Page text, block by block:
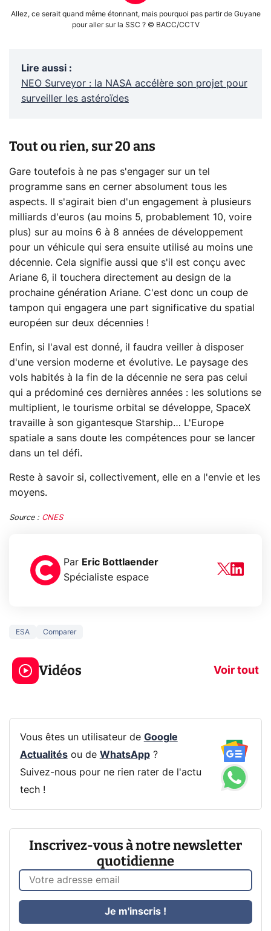
Allez, ce serait quand même étonnant, mais pourquoi pas partir de Guyane
pour aller sur la SSC ? © BACC/CCTV
Lire aussi :
NEO Surveyor : la NASA accélère son projet pour
surveiller les astéroïdes
Tout ou rien, sur 20 ans
Gare toutefois à ne pas s'engager sur un tel
programme sans en cerner absolument tous les
aspects. Il s'agirait bien d'un engagement à plusieurs
milliards d'euros (au moins 5, probablement 10, voire
plus) sur au moins 6 à 8 années de développement
pour un véhicule qui sera ensuite utilisé au moins une
décennie. Cela signifie aussi que s'il est conçu avec
Ariane 6, il touchera directement au design de la
prochaine génération Ariane. C'est donc un coup de
tampon qui engagera une part significative du spatial
européen sur deux décennies !
Enfin, si l'aval est donné, il faudra veiller à disposer
d'une version moderne et évolutive. Le paysage des
vols habités à la fin de la décennie ne sera pas celui
qui a prédominé ces dernières années : les solutions se
multiplient, le tourisme orbital se développe, SpaceX
travaille à son gigantesque Starship… L'Europe
spatiale a sans doute les compétences pour se lancer
dans un tel défi.
Reste à savoir si, collectivement, elle en a l'envie et les
moyens.
Source : CNES
Par Eric Bottlaender
Spécialiste espace
ESA Comparer
Vidéos Voir tout
5 générations de
jeux dans la
prochaine Xbox !
navigation
Vous êtes un utilisateur de Google
Actualitésou de WhatsApp?
Suivez-nous pour ne rien rater de l'actu
tech !
Inscrivez-vous à notre newsletter
quotidienne
Je m'inscris !